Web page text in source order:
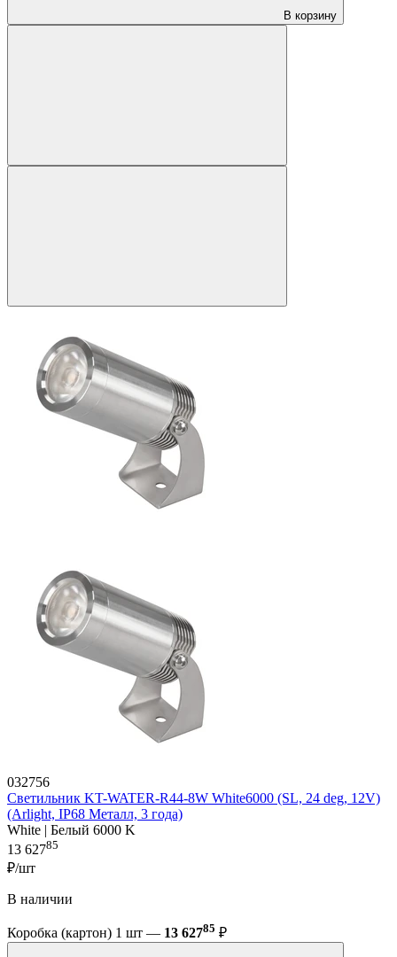
В корзину
032756
Светильник KT-WATER-R44-8W White6000 (SL, 24 deg, 12V)
(Arlight, IP68 Металл, 3 года)
White | Белый 6000 K
13 62785
₽/шт
В наличии
Коробка (картон) 1 шт — 13 62785 ₽